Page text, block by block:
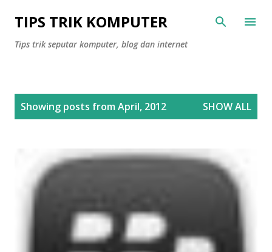
Skip to main content
TIPS TRIK KOMPUTER
Tips trik seputar komputer, blog dan internet
Showing posts from April, 2012 SHOW ALL